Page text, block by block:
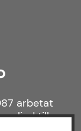
arbetat
av ljud till